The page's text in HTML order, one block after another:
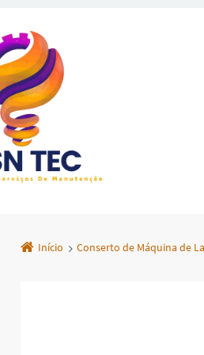
Início Conserto de Máquina de